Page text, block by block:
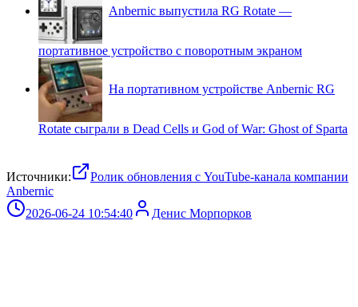
Anbernic выпустила RG Rotate —
портативное устройство с поворотным экраном
На портативном устройстве Anbernic RG
Rotate сыграли в Dead Cells и God of War: Ghost of Sparta
Источники:
Ролик обновления с YouTube-канала компании
Anbernic
2026-06-24 10:54:40
Денис Морпорков